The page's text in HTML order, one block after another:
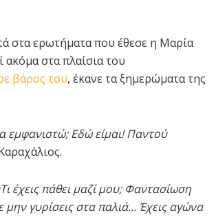
στα ερωτήματα που έθεσε η Μαρία
ακόμα στα πλαίσια του
βάρος του, έκανε τα ξημερώματα της
εμφανιστώ; Εδώ είμαι! Παντού
έχεις πάθει μαζί μου; Φαντασίωση
μην γυρίσεις στα παλιά… Έχεις αγώνα